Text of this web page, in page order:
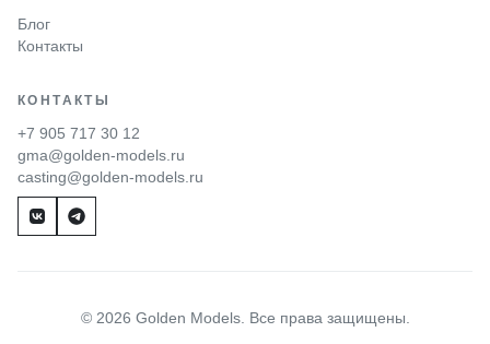
Блог
Контакты
КОНТАКТЫ
+7 905 717 30 12
gma@golden-models.ru
casting@golden-models.ru
© 2026 Golden Models. Все права защищены.